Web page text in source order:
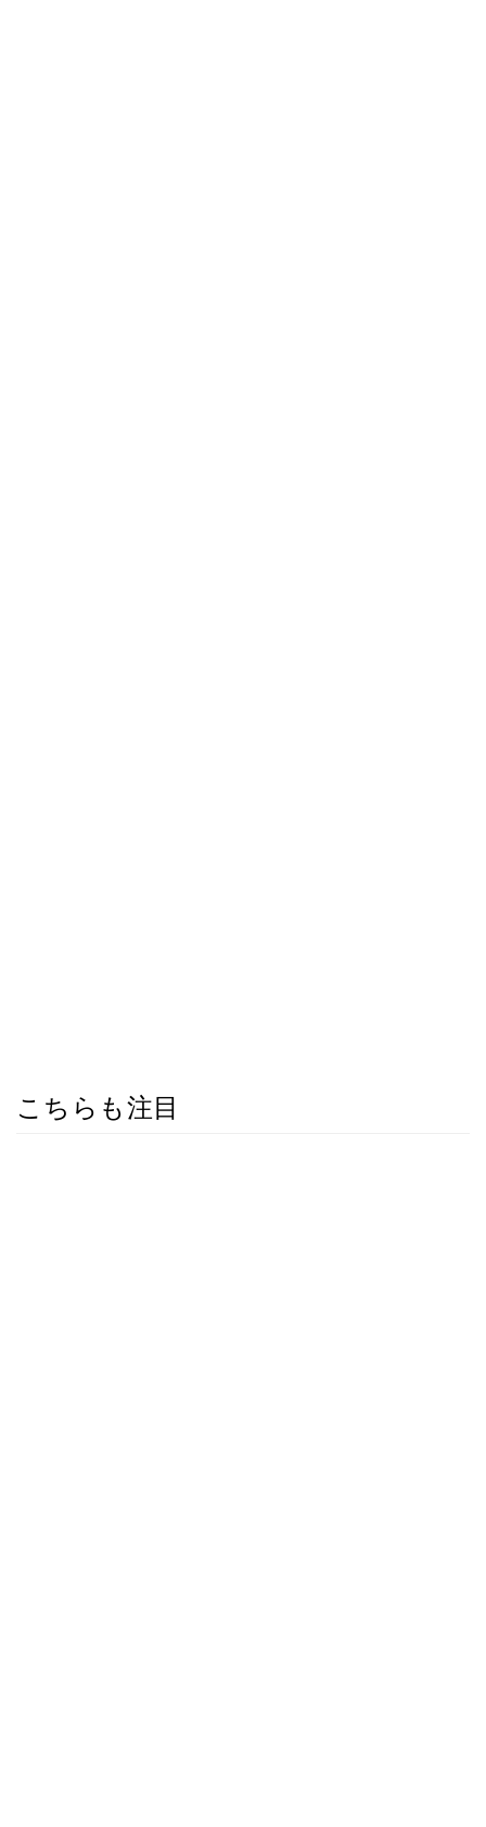
こちらも注目